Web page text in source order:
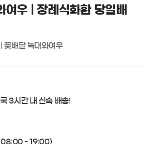
여우 | 장례식화환 당일배
꽃배달 늑대와여우
3시간 내 신속 배송!
08:00 - 19:00)